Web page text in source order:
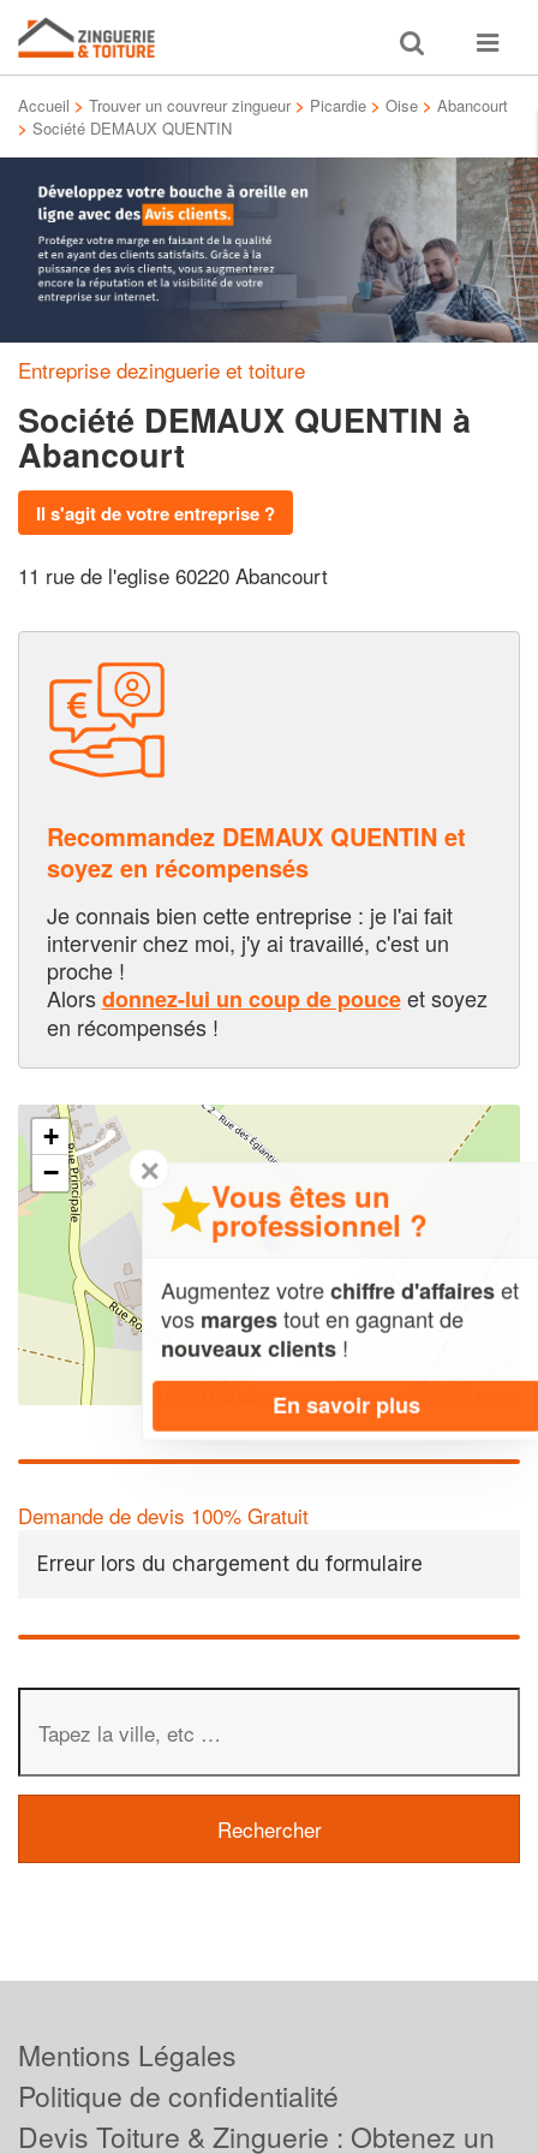
Toggle
search
Toggle
Accueil > Trouver un couvreur zingueur > Picardie > Oise > Abancourt
> Société DEMAUX QUENTIN
Entreprise dezinguerie et toiture
Société DEMAUX QUENTIN à
Abancourt
Il s'agit de votre entreprise ?
11 rue de l'eglise 60220 Abancourt
Recommandez DEMAUX QUENTIN et
soyez en récompensés
Je connais bien cette entreprise : je l'ai fait
intervenir chez moi, j'y ai travaillé, c'est un
proche !
Alorsdonnez-lui un coup de pouceet soyez
en récompensés !
+
−
| Map data ©OpenStreetMap contributors,
Demande de devis 100% Gratuit
Erreur lors du chargement du formulaire
✕
Vous êtes un
professionnel ?
Augmentez votrechiffre d'affaireset
vosmargestout en gagnant de
nouveaux clients!
En savoir plus
Mentions Légales
Politique de confidentialité
Devis Toiture & Zinguerie : Obtenez un